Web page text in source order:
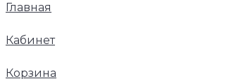
Главная
Кабинет
Корзина